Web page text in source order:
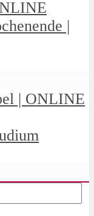
|
| ONLINE